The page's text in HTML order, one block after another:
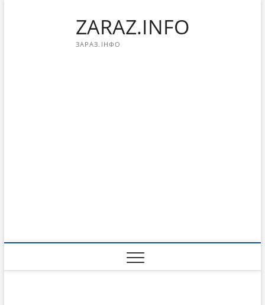
ZARAZ.INFO
ЗАРАЗ.ІНФО